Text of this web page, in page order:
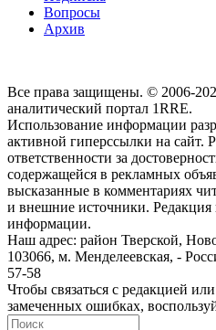
Вопросы
Архив
Все права защищены. © 2006-
аналитический портал 1RRE.
Использование информации
активной гиперссылки на сайт.
ответственности за
содержащейся в рекламных
высказанные в комментариях
и внешние источники. Редакция
информации.
Наш адрес: район Тверской,
103066, м. Менделеевская, -
57-58
Чтобы связаться с редакцией
замеченных ошибках,